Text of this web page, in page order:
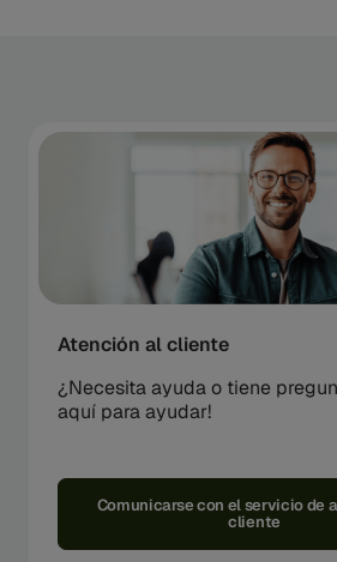
Atención al cliente
¿Necesita ayuda o tiene
aquí para ayudar!
Comunicarse con el servicio de
cliente